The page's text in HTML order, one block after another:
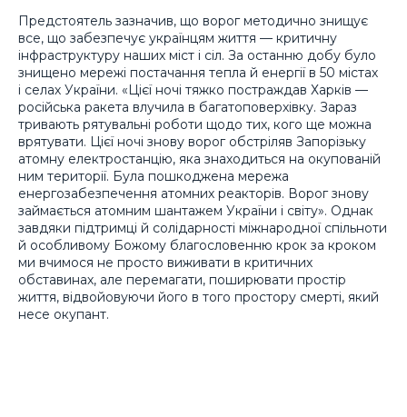
Предстоятель зазначив, що ворог методично знищує
все, що забезпечує українцям життя — критичну
інфраструктуру наших міст і сіл. За останню добу було
знищено мережі постачання тепла й енергії в 50 містах
і селах України. «Цієї ночі тяжко постраждав Харків —
російська ракета влучила в багатоповерхівку. Зараз
тривають рятувальні роботи щодо тих, кого ще можна
врятувати. Цієї ночі знову ворог обстріляв Запорізьку
атомну електростанцію, яка знаходиться на окупованій
ним території. Була пошкоджена мережа
енергозабезпечення атомних реакторів. Ворог знову
займається атомним шантажем України і світу». Однак
завдяки підтримці й солідарності міжнародної спільноти
й особливому Божому благословенню крок за кроком
ми вчимося не просто виживати в критичних
обставинах, але перемагати, поширювати простір
життя, відвойовуючи його в того простору смерті, який
несе окупант.